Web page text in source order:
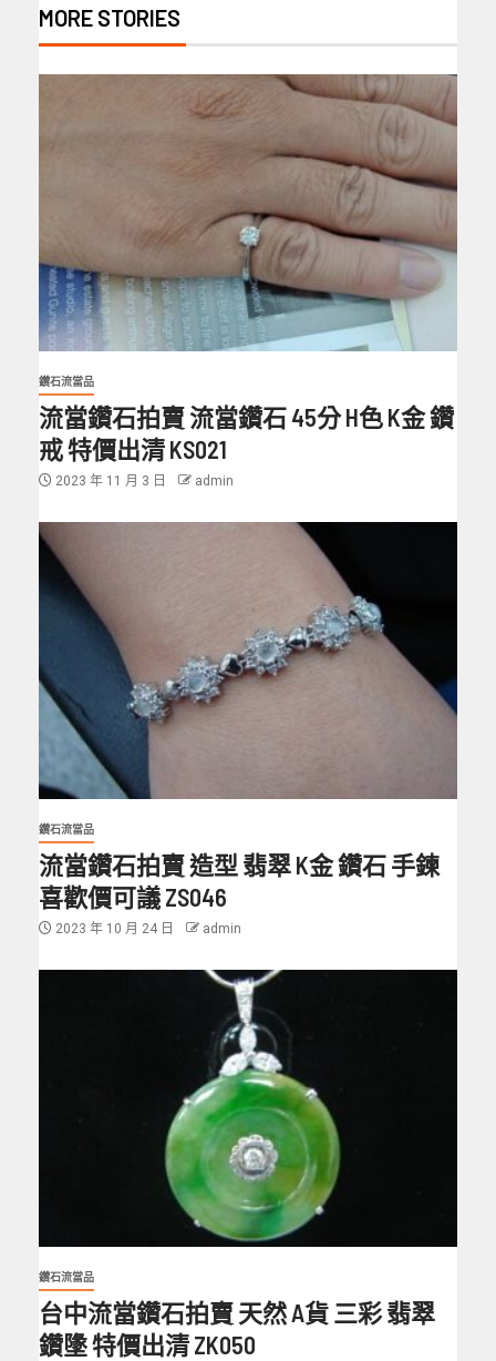
MORE STORIES
鑽石流當品
流當鑽石拍賣 流當鑽石 45分 H色 K金 鑽
戒 特價出清 KS021
2023 年 11 月 3 日 admin
鑽石流當品
流當鑽石拍賣 造型 翡翠 K金 鑽石 手鍊
喜歡價可議 ZS046
2023 年 10 月 24 日 admin
鑽石流當品
台中流當鑽石拍賣 天然 A貨 三彩 翡翠
鑽墬 特價出清 ZK050